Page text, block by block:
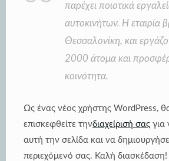
παρέχει ποιοτικά
αυτοκινήτων. Η εταιρία
Θεσσαλονίκη, και
2000 άτομα και
κοινότητα.
Ως ένας νέος χρήστης WordPress,
επισκεφθείτε τηνδιαχείρισή σας για
αυτή την σελίδα και να
περιεχόμενό σας. Καλή διασκέδαση!